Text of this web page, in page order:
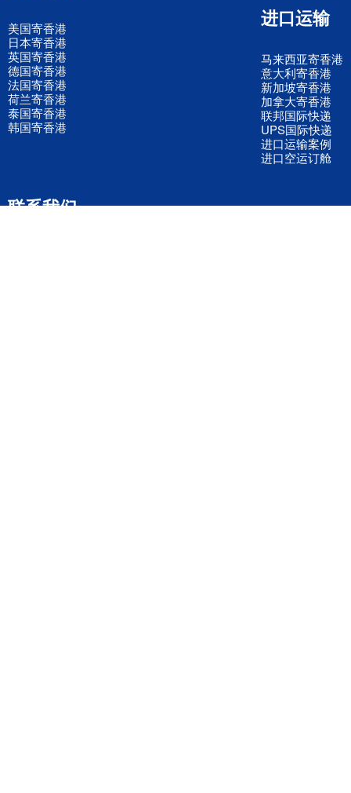
美国寄香港
日本寄香港
英国寄香港
德国寄香港
法国寄香港
荷兰寄香港
泰国寄香港
韩国寄香港
进口运输
马来西亚寄香港
意大利寄香港
新加坡寄香港
加拿大寄香港
联邦国际快递
UPS国际快递
进口运输案例
进口空运订舱
联系我们